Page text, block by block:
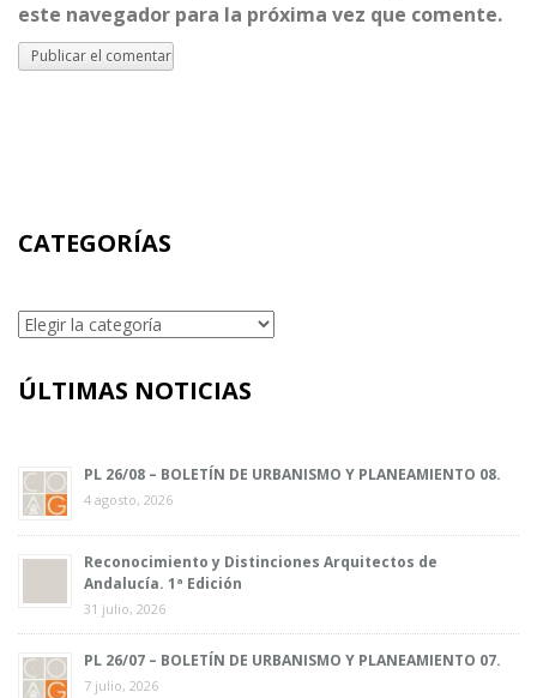
este navegador para la próxima vez que comente.
CATEGORÍAS
Categorías
ÚLTIMAS NOTICIAS
PL 26/08 – BOLETÍN DE URBANISMO Y PLANEAMIENTO 08.
4 agosto, 2026
Reconocimiento y Distinciones Arquitectos de
Andalucía. 1ª Edición
31 julio, 2026
PL 26/07 – BOLETÍN DE URBANISMO Y PLANEAMIENTO 07.
7 julio, 2026